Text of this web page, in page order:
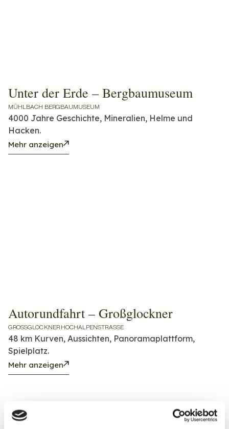
Unter der Erde – Bergbaumuseum
MÜHLBACH BERGBAUMUSEUM
4000 Jahre Geschichte, Mineralien, Helme und
Hacken.
Mehr anzeigen
Autorundfahrt – Großglockner
GROSSGLOCKNER HOCHALPENSTRASSE
48 km Kurven, Aussichten, Panoramaplattform,
Spielplatz.
Mehr anzeigen